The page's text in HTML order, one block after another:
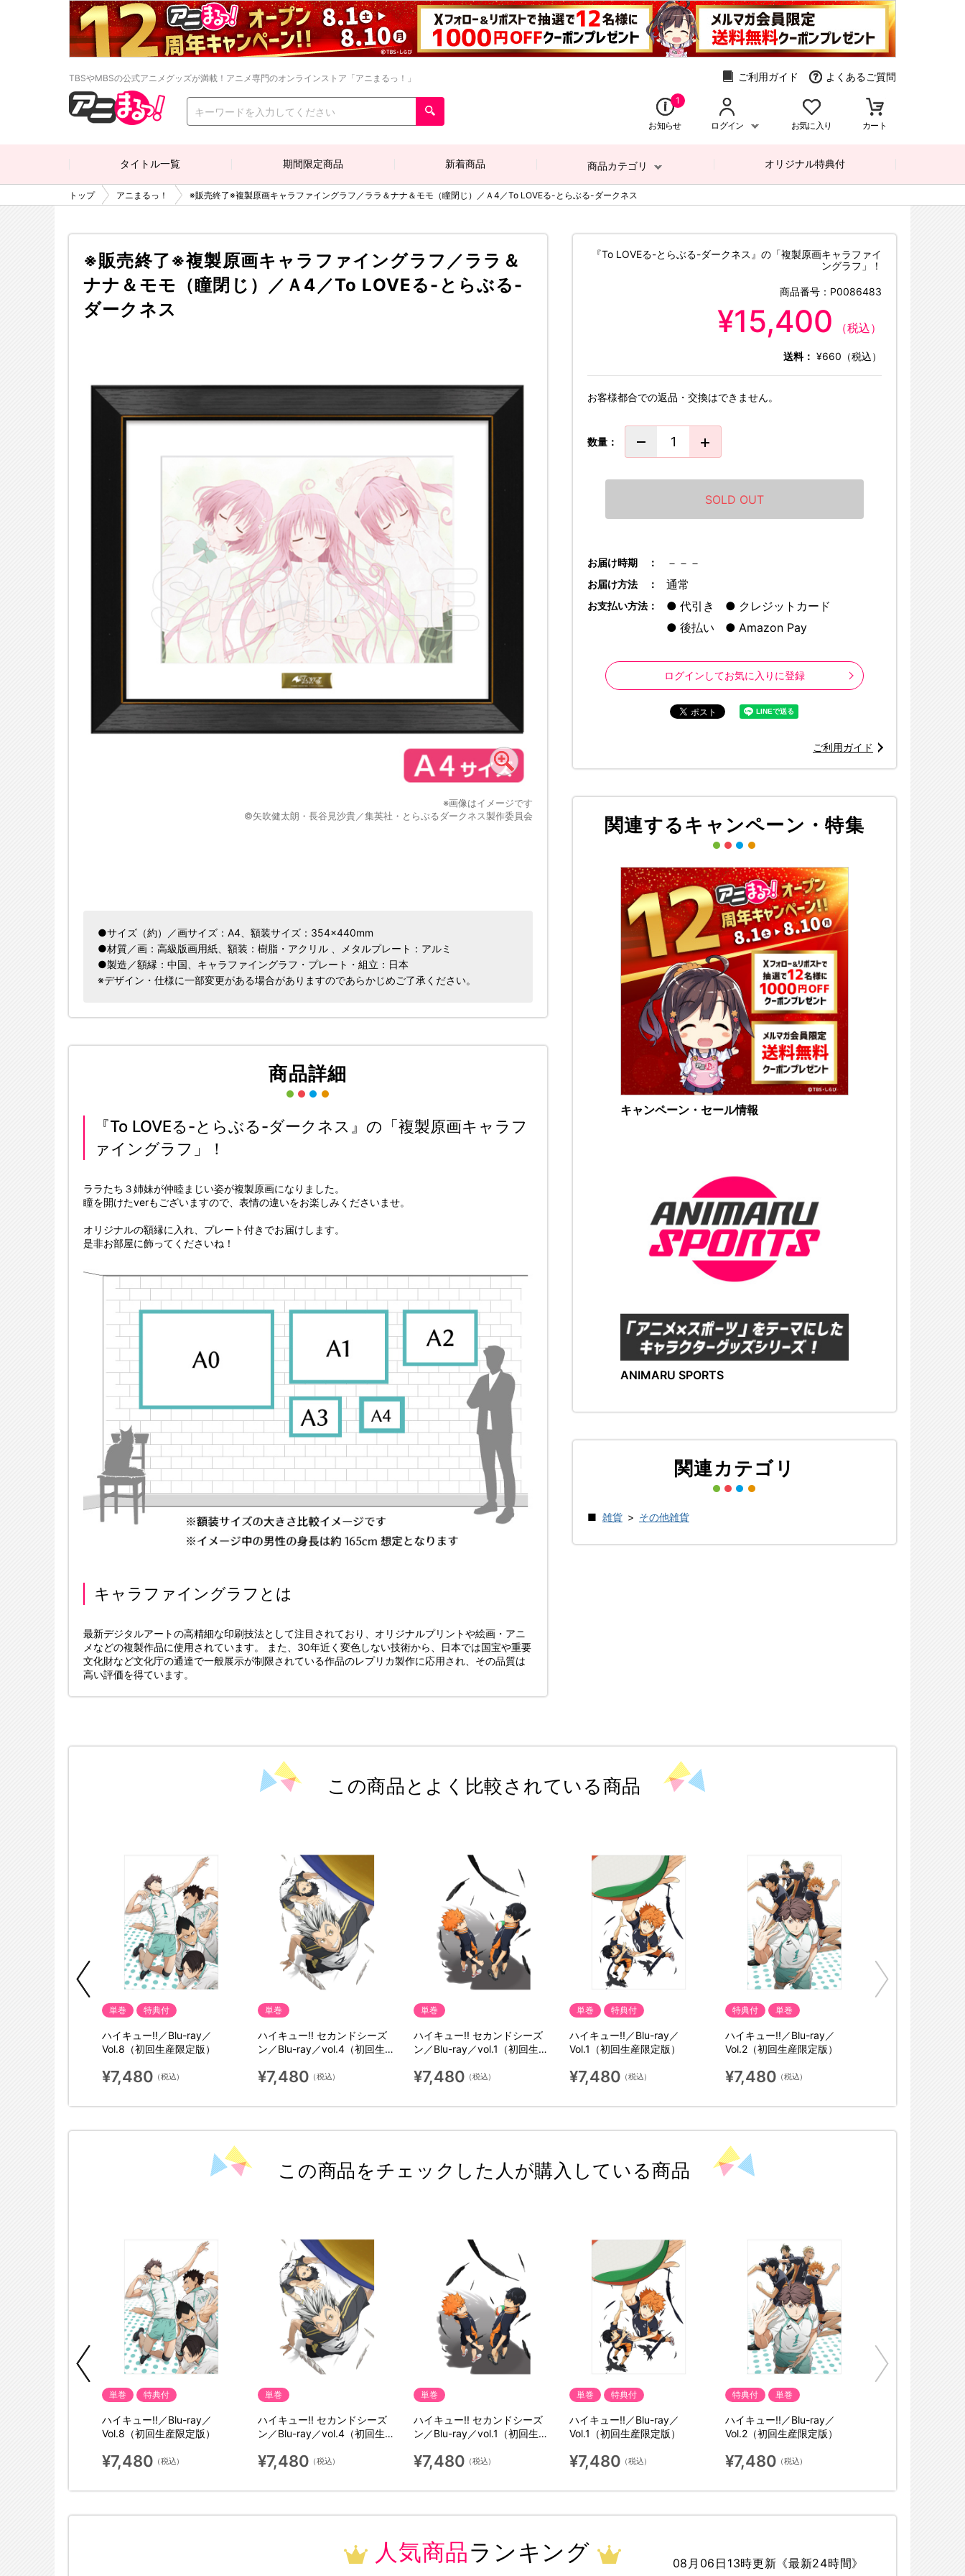
TBSやMBSの公式アニメグッズが満載！アニメ専門のオンラインストア「アニまるっ！」 ご利用ガイド よくあるご質問
1
お知らせ ログイン お気に入り カート
タイトル一覧 期間限定商品 新着商品 商品カテゴリ オリジナル特典付
トップ アニまるっ！ ※販売終了※複製原画キャラファイングラフ／ララ＆ナナ＆モモ（瞳閉じ）／Ａ4／To LOVEる-とらぶる-ダークネス
※販売終了※複製原画キャラファイングラフ／ララ＆
ナナ＆モモ（瞳閉じ）／Ａ4／To LOVEる-とらぶる-
ダークネス
※画像はイメージです
©矢吹健太朗・長谷見沙貴／集英社・とらぶるダークネス製作委員会
●サイズ（約）／画サイズ：A4、額装サイズ：354×440mm
●材質／画：高級版画用紙、額装：樹脂・アクリル 、メタルプレート：アルミ
●製造／額縁：中国、キャラファイングラフ・プレート・組立：日本
※デザイン・仕様に一部変更がある場合がありますのであらかじめご了承ください。
商品詳細
『To LOVEる-とらぶる-ダークネス』の「複製原画キャラフ
ァイングラフ」！
ララたち３姉妹が仲睦まじい姿が複製原画になりました。
瞳を開けたverもございますので、表情の違いをお楽しみくださいませ。
オリジナルの額縁に入れ、プレート付きでお届けします。
是非お部屋に飾ってくださいね！
キャラファイングラフとは
最新デジタルアートの高精細な印刷技法として注目されており、オリジナルプリントや絵画・アニ
メなどの複製作品に使用されています。 また、30年近く変色しない技術から、日本では国宝や重要
文化財など文化庁の通達で一般展示が制限されている作品のレプリカ製作に応用され、その品質は
高い評価を得ています。
『To LOVEる-とらぶる-ダークネス』の「複製原画キャラファイ
ングラフ」！
商品番号： P0086483
¥15,400 （税込）
送料： ¥660（税込）
お客様都合での返品・交換はできません。
数量：
SOLD OUT
お届け時期 ： －－－
お届け方法 ： 通常
お支払い方法： 代引き
クレジットカード
後払い
Amazon Pay
ログインしてお気に入りに登録
ご利用ガイド
関連するキャンペーン・特集
キャンペーン・セール情報
ANIMARU SPORTS
関連カテゴリ
雑貨 > その他雑貨
この商品とよく比較されている商品
単巻 特典付
ハイキュー!!／Blu-ray／
Vol.8（初回生産限定版）
¥7,480 （税込）
単巻
ハイキュー!! セカンドシーズ
ン／Blu-ray／vol.4（初回生産
¥7,480 （税込）
単巻
ハイキュー!! セカンドシーズ
ン／Blu-ray／vol.1（初回生産
¥7,480 （税込）
単巻 特典付
ハイキュー!!／Blu-ray／
Vol.1（初回生産限定版）
¥7,480 （税込）
特典付 単巻
ハイキュー!!／Blu-ray／
Vol.2（初回生産限定版）
¥7,480 （税込）
この商品をチェックした人が購入している商品
単巻 特典付
ハイキュー!!／Blu-ray／
Vol.8（初回生産限定版）
¥7,480 （税込）
単巻
ハイキュー!! セカンドシーズ
ン／Blu-ray／vol.4（初回生産
¥7,480 （税込）
単巻
ハイキュー!! セカンドシーズ
ン／Blu-ray／vol.1（初回生産
¥7,480 （税込）
単巻 特典付
ハイキュー!!／Blu-ray／
Vol.1（初回生産限定版）
¥7,480 （税込）
特典付 単巻
ハイキュー!!／Blu-ray／
Vol.2（初回生産限定版）
¥7,480 （税込）
人気商品ランキング 08月06日13時更新《最新24時間》